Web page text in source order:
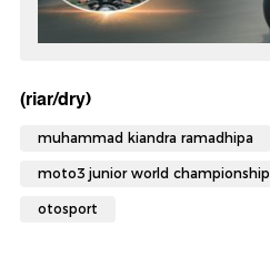
(riar/dry)
muhammad kiandra ramadhipa
moto3 junior world championship
otosport